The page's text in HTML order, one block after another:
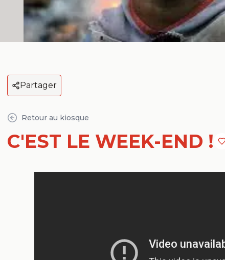
Partager
Retour au kiosque
C'EST LE WEEK-END !